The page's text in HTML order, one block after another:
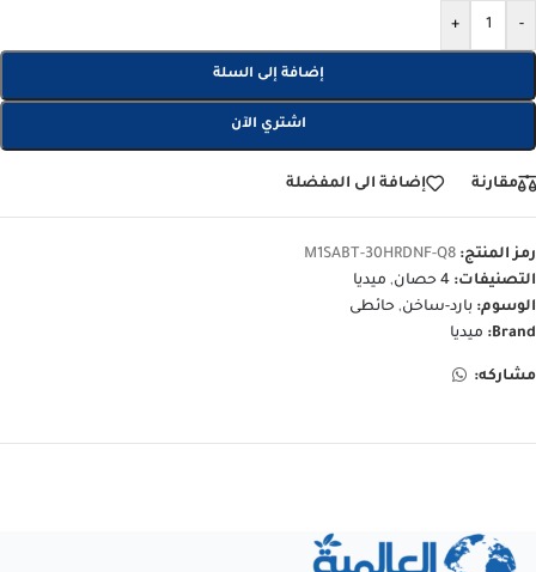
-
+
إضافة إلى السلة
اشتري الآن
مقارنة إضافة الى المفضلة
رمز المنتج: M1SABT-30HRDNF-Q8
التصنيفات: 4 حصان , ميديا
الوسوم: بارد-ساخن, حائطى
Brand:
ميديا
مشاركه: